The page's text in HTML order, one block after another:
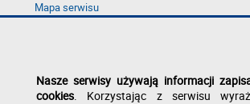
Mapa serwisu
Deklaracja dostępności
Nasze serwisy używają informacji
cookies. Korzystając z serwisu